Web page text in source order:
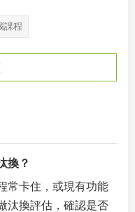
課程
換？
常卡住，或現有功能
汰換評估，確認是否